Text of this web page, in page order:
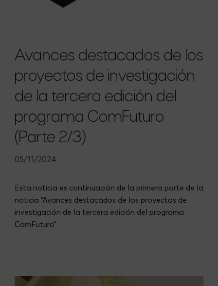
Avances destacados de los
proyectos de investigación
de la tercera edición del
programa ComFuturo
(Parte 2/3)
05/11/2024
Esta noticia es continuación de la primera parte de la
noticia “Avances destacados de los proyectos de
investigación de la tercera edición del programa
ComFuturo”.